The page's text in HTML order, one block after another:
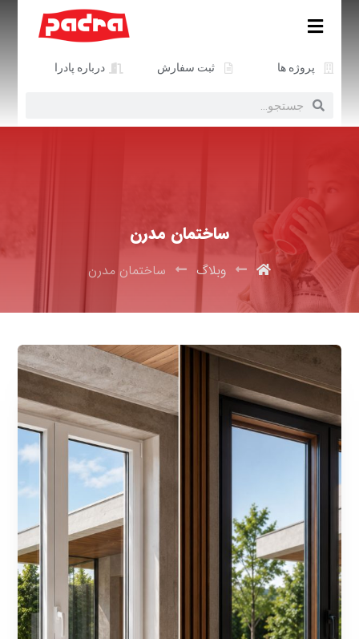
پروژه ها ثبت سفارش درباره پادرا
ساختمان مدرن
وبلاگ ساختمان مدرن